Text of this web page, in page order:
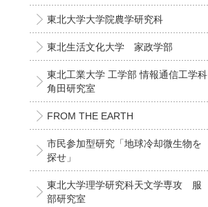
東北大学大学院農学研究科
東北生活文化大学 家政学部
東北工業大学 工学部 情報通信工学科
角田研究室
FROM THE EARTH
市民参加型研究「地球冷却微生物を
探せ」
東北大学理学研究科天文学専攻 服
部研究室